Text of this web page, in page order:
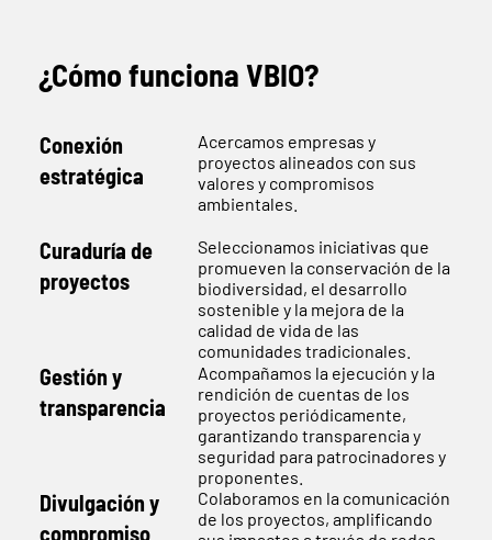
¿Cómo funciona VBIO?
Conexión
estratégica
Acercamos empresas y
proyectos alineados con sus
valores y compromisos
ambientales.
Curaduría de
proyectos
Seleccionamos iniciativas que
promueven la conservación de la
biodiversidad, el desarrollo
sostenible y la mejora de la
calidad de vida de las
comunidades tradicionales.
Gestión y
transparencia
Acompañamos la ejecución y la
rendición de cuentas de los
proyectos periódicamente,
garantizando transparencia y
seguridad para patrocinadores y
proponentes.
Divulgación y
compromiso
Colaboramos en la comunicación
de los proyectos, amplificando